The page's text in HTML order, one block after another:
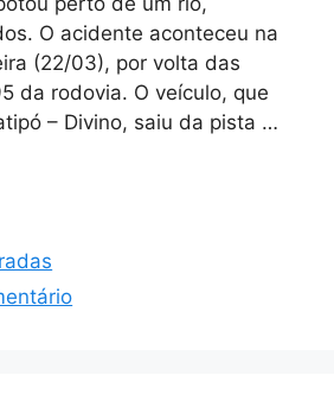
O acidente aconteceu na
(22/03), por volta das
da rodovia. O veículo, que
– Divino, saiu da pista …